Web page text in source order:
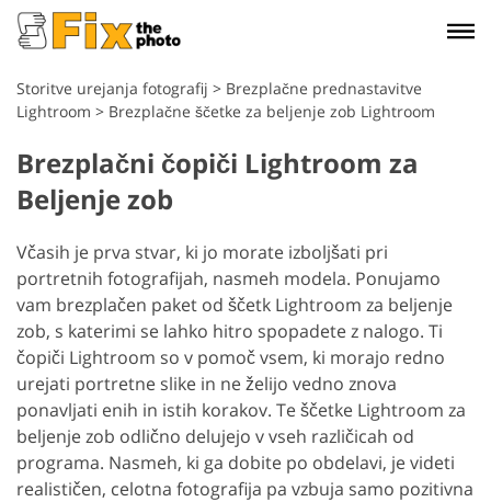
Storitve urejanja fotografij > Brezplačne prednastavitve
Lightroom > Brezplačne ščetke za beljenje zob Lightroom
Brezplačni čopiči Lightroom za
Beljenje zob
Včasih je prva stvar, ki jo morate izboljšati pri
portretnih fotografijah, nasmeh modela. Ponujamo
vam brezplačen paket od ščetk Lightroom za beljenje
zob, s katerimi se lahko hitro spopadete z nalogo. Ti
čopiči Lightroom so v pomoč vsem, ki morajo redno
urejati portretne slike in ne želijo vedno znova
ponavljati enih in istih korakov. Te ščetke Lightroom za
beljenje zob odlično delujejo v vseh različicah od
programa. Nasmeh, ki ga dobite po obdelavi, je videti
realističen, celotna fotografija pa vzbuja samo pozitivna